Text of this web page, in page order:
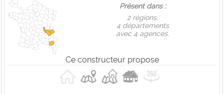
Présent dans :
2 règions,
4 départements
avec 4 agences.
Ce constructeur propose